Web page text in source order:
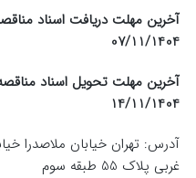
آخرین مهلت دریافت اسناد
07/11/1404
آخرین مهلت تحویل اسناد
14/11/1404
آدرس: تهران خیابان ملاصدرا
غربی پلاک 55 طبقه سوم